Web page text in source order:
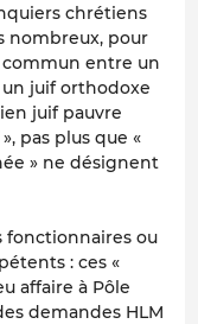
chrétiens
nombreux, pour
commun entre un
juif orthodoxe
juif pauvre
pas plus que «
» ne désignent
fonctionnaires ou
: ces «
affaire à Pôle
demandes HLM